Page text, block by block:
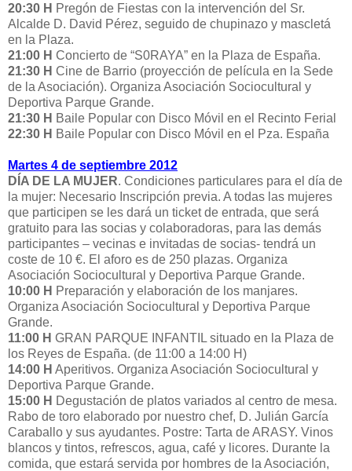
20:30 H Pregón de Fiestas con la intervención del Sr.
Alcalde D. David Pérez, seguido de chupinazo y mascletá
en la Plaza.
21:00 H Concierto de “S0RAYA” en la Plaza de España.
21:30 H Cine de Barrio (proyección de película en la Sede
de la Asociación). Organiza Asociación Sociocultural y
Deportiva Parque Grande.
21:30 H Baile Popular con Disco Móvil en el Recinto Ferial
22:30 H Baile Popular con Disco Móvil en el Pza. España
Martes 4 de septiembre 2012
DÍA DE LA MUJER. Condiciones particulares para el día de
la mujer: Necesario Inscripción previa. A todas las mujeres
que participen se les dará un ticket de entrada, que será
gratuito para las socias y colaboradoras, para las demás
participantes – vecinas e invitadas de socias- tendrá un
coste de 10 €. El aforo es de 250 plazas. Organiza
Asociación Sociocultural y Deportiva Parque Grande.
10:00 H Preparación y elaboración de los manjares.
Organiza Asociación Sociocultural y Deportiva Parque
Grande.
11:00 H GRAN PARQUE INFANTIL situado en la Plaza de
los Reyes de España. (de 11:00 a 14:00 H)
14:00 H Aperitivos. Organiza Asociación Sociocultural y
Deportiva Parque Grande.
15:00 H Degustación de platos variados al centro de mesa.
Rabo de toro elaborado por nuestro chef, D. Julián García
Caraballo y sus ayudantes. Postre: Tarta de ARASY. Vinos
blancos y tintos, refrescos, agua, café y licores. Durante la
comida, que estará servida por hombres de la Asociación,